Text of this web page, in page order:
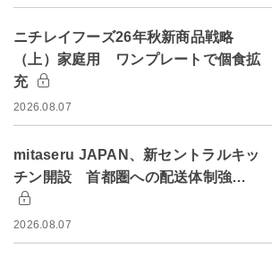
ニチレイフーズ26年秋新商品戦略
（上）家庭用 ワンプレートで個食拡
充
2026.08.07
mitaseru JAPAN、新セントラルキッ
チン開設 首都圏への配送体制強…
2026.08.07